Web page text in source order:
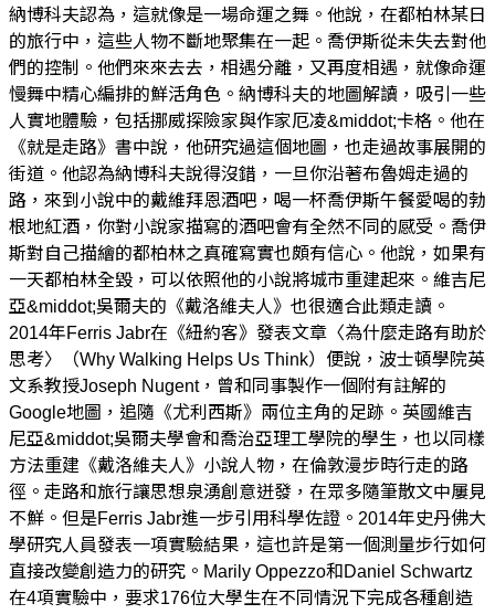
納博科夫認為，這就像是一場命運之舞。他說，在都柏林某日
的旅行中，這些人物不斷地聚集在一起。喬伊斯從未失去對他
們的控制。他們來來去去，相遇分離，又再度相遇，就像命運
慢舞中精心編排的鮮活角色。納博科夫的地圖解讀，吸引一些
人實地體驗，包括挪威探險家與作家厄凌&middot;卡格。他在
《就是走路》書中說，他研究過這個地圖，也走過故事展開的
街道。他認為納博科夫說得沒錯，一旦你沿著布魯姆走過的
路，來到小說中的戴維拜恩酒吧，喝一杯喬伊斯午餐愛喝的勃
根地紅酒，你對小說家描寫的酒吧會有全然不同的感受。喬伊
斯對自己描繪的都柏林之真確寫實也頗有信心。他說，如果有
一天都柏林全毀，可以依照他的小說將城市重建起來。維吉尼
亞&middot;吳爾夫的《戴洛維夫人》也很適合此類走讀。
2014年Ferris Jabr在《紐約客》發表文章〈為什麼走路有助於
思考〉（Why Walking Helps Us Think）便說，波士頓學院英
文系教授Joseph Nugent，曾和同事製作一個附有註解的
Google地圖，追隨《尤利西斯》兩位主角的足跡。英國維吉
尼亞&middot;吳爾夫學會和喬治亞理工學院的學生，也以同樣
方法重建《戴洛維夫人》小說人物，在倫敦漫步時行走的路
徑。走路和旅行讓思想泉湧創意迸發，在眾多隨筆散文中屢見
不鮮。但是Ferris Jabr進一步引用科學佐證。2014年史丹佛大
學研究人員發表一項實驗結果，這也許是第一個測量步行如何
直接改變創造力的研究。Marily Oppezzo和Daniel Schwartz
在4項實驗中，要求176位大學生在不同情況下完成各種創造